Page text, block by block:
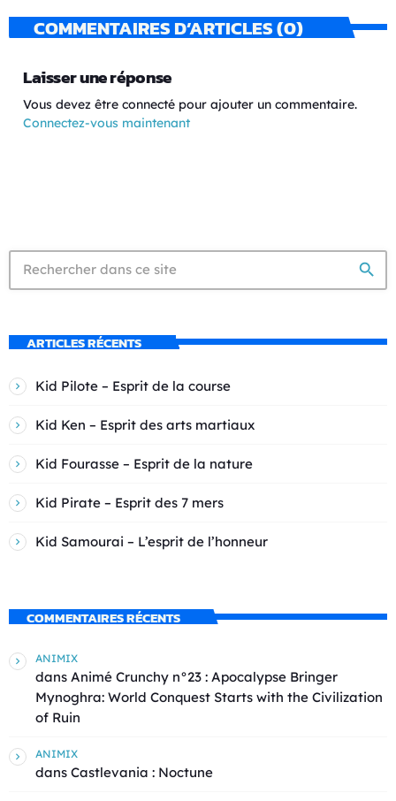
COMMENTAIRES D’ARTICLES (0)
Laisser une réponse
Vous devez être connecté pour ajouter un commentaire.
Connectez-vous maintenant
search
ARTICLES RÉCENTS
Kid Pilote – Esprit de la course
Kid Ken – Esprit des arts martiaux
Kid Fourasse – Esprit de la nature
Kid Pirate – Esprit des 7 mers
Kid Samourai – L’esprit de l’honneur
COMMENTAIRES RÉCENTS
ANIMIX
dans Animé Crunchy n°23 : Apocalypse Bringer
Mynoghra: World Conquest Starts with the Civilization
of Ruin
ANIMIX
dans Castlevania : Noctune